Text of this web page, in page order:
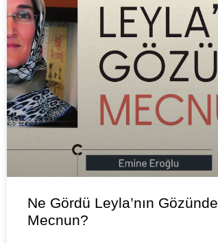
Ne Gördü Leyla’nın Gözünde
Mecnun?